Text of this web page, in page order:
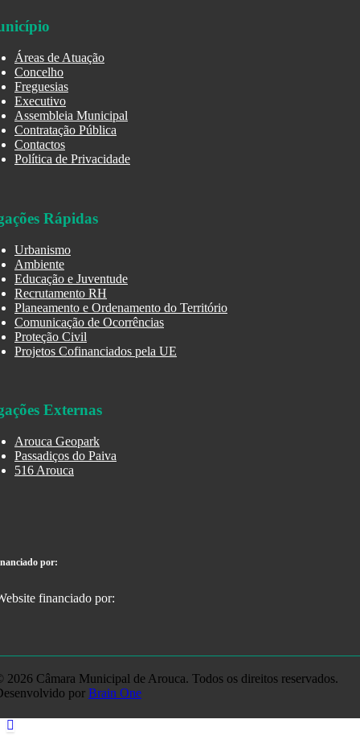
Áreas de Atuação
Concelho
Freguesias
Executivo
Assembleia Municipal
Contratação Pública
Contactos
Política de Privacidade
Rápidas
Urbanismo
Ambiente
Educação e Juventude
Recrutamento RH
Planeamento e Ordenamento do Território
Comunicação de Ocorrências
Proteção Civil
Projetos Cofinanciados pela UE
Externas
Arouca Geopark
Passadiços do Paiva
516 Arouca
por:
2026 Câmara Municipal de Arouca. Todos os direitos reservados.
por Brain One